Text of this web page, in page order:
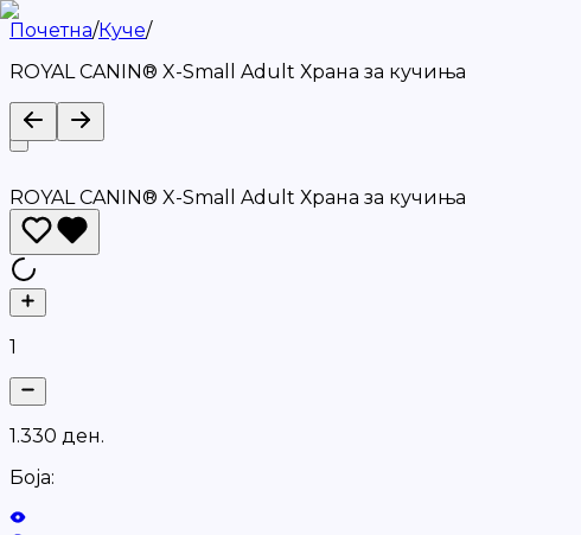
Почетна/Куче/
ROYAL CANIN® X-Small Adult Храна за кучиња
ROYAL CANIN® X-Small Adult Храна за кучиња
1
1.330 ден.
Боја: